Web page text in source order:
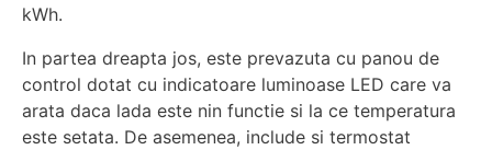
kWh.
In partea dreapta jos, este prevazuta cu panou de
control dotat cu indicatoare luminoase LED care va
arata daca lada este nin functie si la ce temperatura
este setata. De asemenea, include si termostat